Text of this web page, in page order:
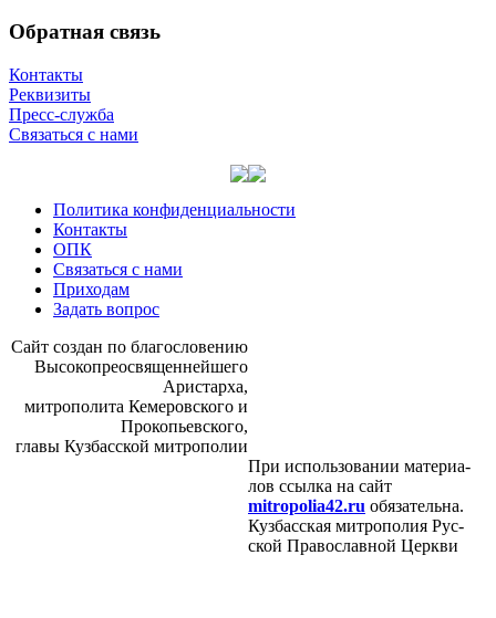
Обратная связь
Контакты
Реквизиты
Пресс-служба
Связаться с нами
Политика конфиденциальности
Контакты
ОПК
Связаться с нами
Приходам
Задать вопрос
Сайт со­здан по бла­го­сло­ве­нию
Вы­со­ко­прео­свя­щен­ней­ше­го
Ари­стар­ха,
мит­ро­по­ли­та Ке­ме­ров­ско­го и
Про­ко­пьев­ско­го,
гла­вы Куз­бас­ской мит­ро­по­лии
При ис­поль­зо­ва­нии ма­те­ри­а­
лов ссыл­ка на сайт
mitropolia42.ru обя­за­тель­на.
Куз­бас­ская мит­ро­по­лия Рус­
ской Пра­во­слав­ной Церк­ви